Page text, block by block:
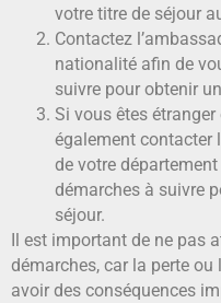
votre titre de séjour
Contactez
nationalité afin de
suivre pour obtenir
Si vous êtes
également contacter
de votre
démarches à suivre
séjour.
Il est important de ne pas
démarches, car la perte
avoir des conséquences